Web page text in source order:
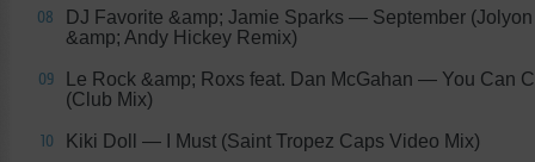
08 DJ Favorite &amp; Jamie Sparks — September (Jolyon
&amp; Andy Hickey Remix)
09 Le Rock &amp; Roxs feat. Dan McGahan — You Can
(Club Mix)
10 Kiki Doll — I Must (Saint Tropez Caps Video Mix)